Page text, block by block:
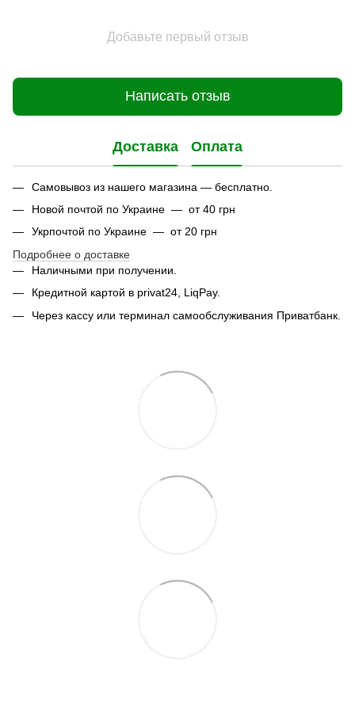
Добавьте первый отзыв
Написать отзыв
Доставка Оплата
Самовывоз из нашего магазина — бесплатно.
Новой почтой по Украине — от 40 грн
Укрпочтой по Украине — от 20 грн
Подробнее о доставке
Наличными при получении.
Кредитной картой в privat24, LiqPay.
Через кассу или терминал самообслуживания Приватбанк.